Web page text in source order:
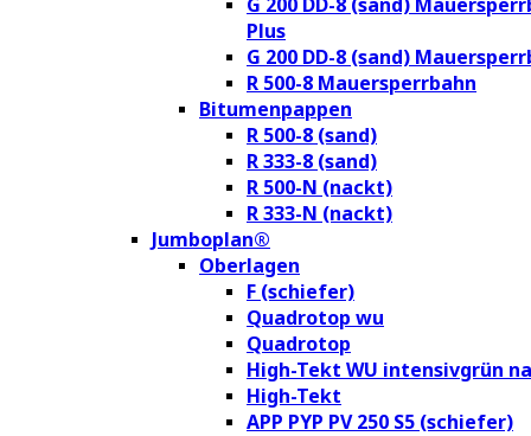
Plus
G 200 DD-8 (sand)
R 500-8 Mauersperrbahn
Bitumenpappen
R 500-8 (sand)
R 333-8 (sand)
R 500-N (nackt)
R 333-N (nackt)
Jumboplan®
Oberlagen
F (schiefer)
Quadrotop wu
Quadrotop
High-Tekt WU intensivgrün
High-Tekt
APP PYP PV 250 S5 (schiefer)